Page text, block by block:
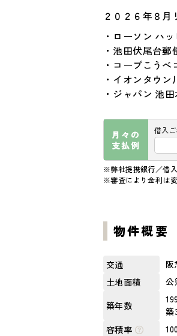
２０２６年８月
・ローソン ハ
・池田伏尾台郵
・コープこうべ
・イオンタウン
・ジャパン 池
月々の
支払例
借入
※弊社提携銀行／借
※審査により金利は
物件概要
交通
土地面積
公
築年数
築
容積率